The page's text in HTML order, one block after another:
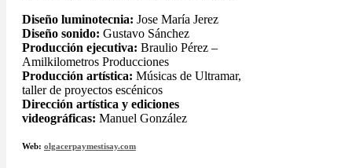
Diseño luminotecnia: Jose María Jerez
Diseño sonido: Gustavo Sánchez
Producción ejecutiva: Braulio Pérez –
Amilkilometros Producciones
Producción artística: Músicas de Ultramar,
taller de proyectos escénicos
Dirección artística y ediciones
videográficas: Manuel González
Web: olgacerpaymestisay.com